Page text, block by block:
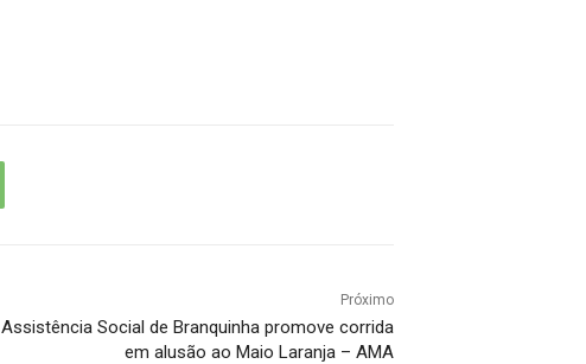
Próximo
Assistência Social de Branquinha promove corrida
em alusão ao Maio Laranja – AMA